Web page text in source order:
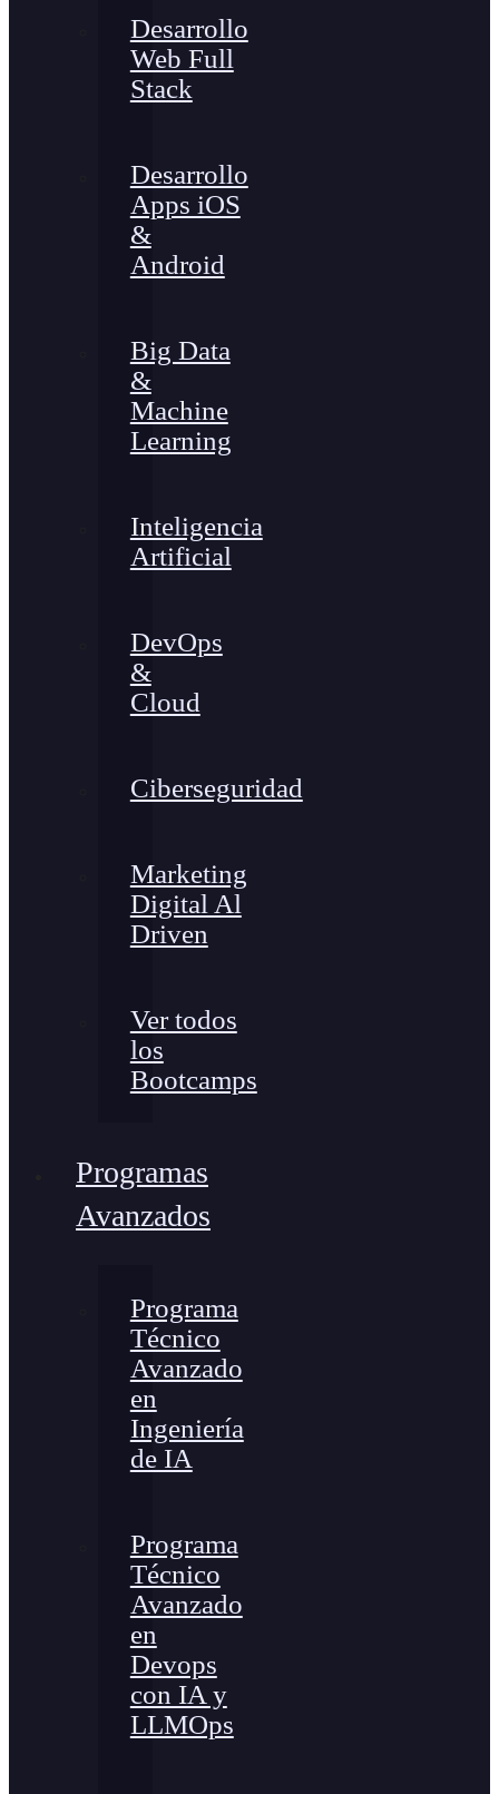
Desarrollo
Web Full
Stack
Desarrollo
Apps iOS
&
Android
Big Data
&
Machine
Learning
Inteligencia
Artificial
DevOps
&
Cloud
Ciberseguridad
Marketing
Digital Al
Driven
Ver todos
los
Bootcamps
Programas
Avanzados
Programa
Técnico
Avanzado
en
Ingeniería
de IA
Programa
Técnico
Avanzado
en
Devops
con IA y
LLMOps